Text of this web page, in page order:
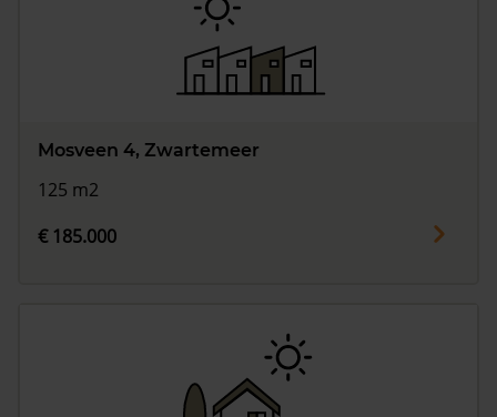
Mosveen 4, Zwartemeer
125 m2
€ 185.000